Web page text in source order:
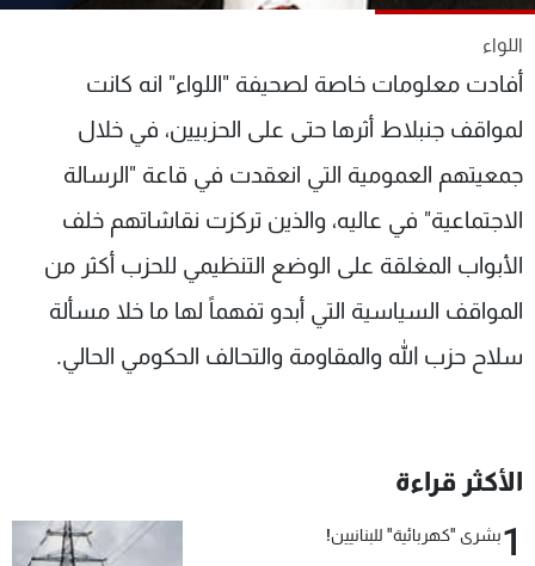
اللواء
أفادت معلومات خاصة لصحيفة "اللواء" انه كانت
لمواقف جنبلاط أثرها حتى على الحزبيين، في خلال
جمعيتهم العمومية التي انعقدت في قاعة "الرسالة
الاجتماعية" في عاليه، والذين تركزت نقاشاتهم خلف
الأبواب المغلقة على الوضع التنظيمي للحزب أكثر من
المواقف السياسية التي أبدو تفهماً لها ما خلا مسألة
سلاح حزب الله والمقاومة والتحالف الحكومي الحالي.
الأكثر قراءة
1بشرى "كهربائية" للبنانيين!
الترددات
عن MTV
لاعلاناتكم
وظائف
شروط الإسـتخدام
سياسة الخصوصية